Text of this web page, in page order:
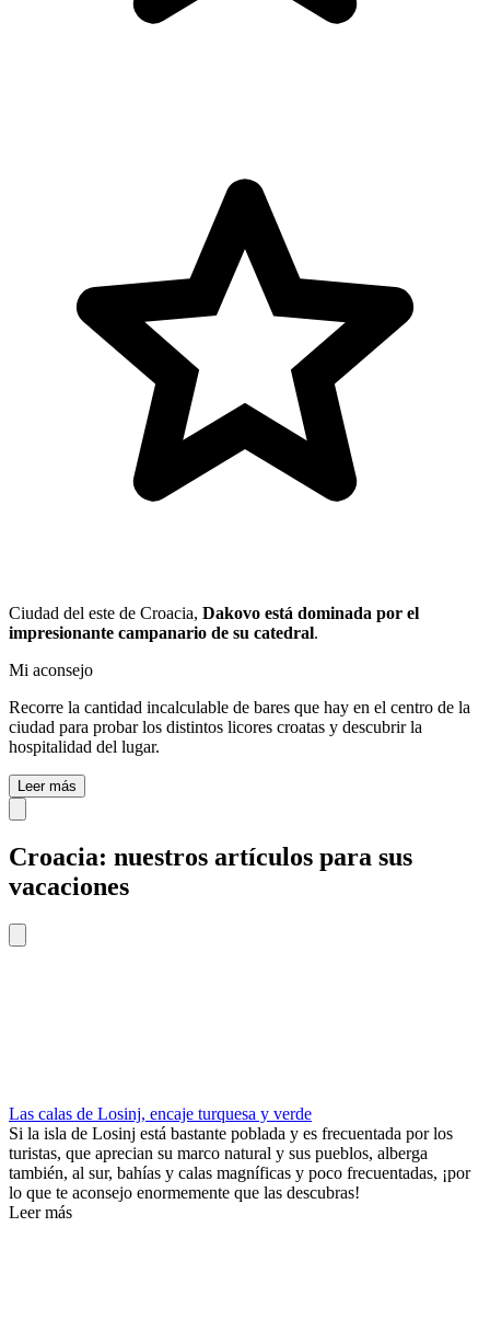
Ciudad del este de Croacia, Dakovo está dominada por el
impresionante campanario de su catedral.
Mi aconsejo
Recorre la cantidad incalculable de bares que hay en el centro de la
ciudad para probar los distintos licores croatas y descubrir la
hospitalidad del lugar.
Leer más
Croacia: nuestros artículos para sus
vacaciones
Las calas de Losinj, encaje turquesa y verde
Si la isla de Losinj está bastante poblada y es frecuentada por los
turistas, que aprecian su marco natural y sus pueblos, alberga
también, al sur, bahías y calas magníficas y poco frecuentadas, ¡por
lo que te aconsejo enormemente que las descubras!
Leer más